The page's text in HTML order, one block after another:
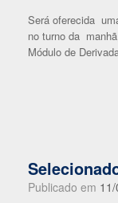
Será oferecida
no turno da
Módulo de
Publicado em